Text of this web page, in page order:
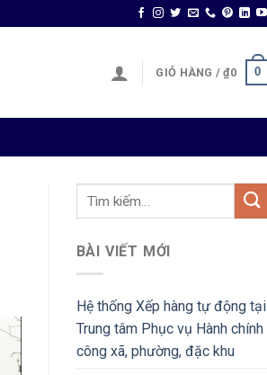
GIỎ HÀNG /₫0 0
BÀI VIẾT MỚI
Hệ thống Xếp hàng tự động tại
Trung tâm Phục vụ Hành chính
công xã, phường, đặc khu